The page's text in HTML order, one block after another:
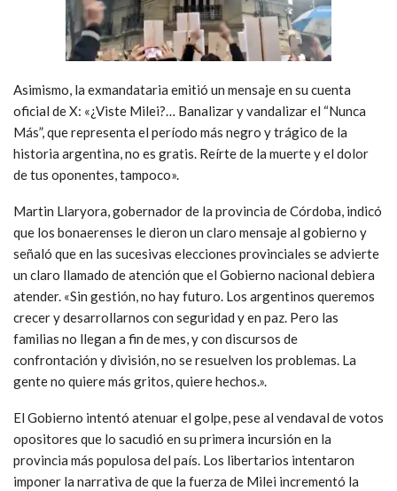
Asimismo, la exmandataria emitió un mensaje en su cuenta
oficial de X: «¿Viste Milei?… Banalizar y vandalizar el “Nunca
Más”, que representa el período más negro y trágico de la
historia argentina, no es gratis. Reírte de la muerte y el dolor
de tus oponentes, tampoco».
Martin Llaryora, gobernador de la provincia de Córdoba, indicó
que los bonaerenses le dieron un claro mensaje al gobierno y
señaló que en las sucesivas elecciones provinciales se advierte
un claro llamado de atención que el Gobierno nacional debiera
atender. «Sin gestión, no hay futuro. Los argentinos queremos
crecer y desarrollarnos con seguridad y en paz. Pero las
familias no llegan a fin de mes, y con discursos de
confrontación y división, no se resuelven los problemas. La
gente no quiere más gritos, quiere hechos.».
El Gobierno intentó atenuar el golpe, pese al vendaval de votos
opositores que lo sacudió en su primera incursión en la
provincia más populosa del país. Los libertarios intentaron
imponer la narrativa de que la fuerza de Milei incrementó la